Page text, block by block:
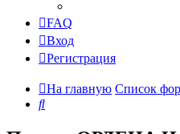
FAQ
Вход
Регистрация
На главную Список
Поиск